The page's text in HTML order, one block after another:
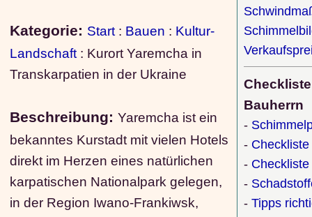
Kategorie: Start : Bauen : Kultur-
Landschaft : Kurort Yaremcha in
Transkarpatien in der Ukraine
Beschreibung:Yaremcha ist ein
bekanntes Kurstadt mit vielen Hotels
direkt im Herzen eines natürlichen
karpatischen Nationalpark gelegen,
in der Region Iwano-Frankiwsk,
Bauherrn
-
-
-
-
-Tipps